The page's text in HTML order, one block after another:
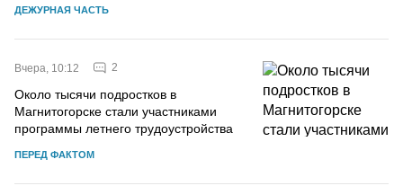
ДЕЖУРНАЯ ЧАСТЬ
Вчера, 10:12 2
Около тысячи подростков в
Магнитогорске стали участниками
программы летнего трудоустройства
ПЕРЕД ФАКТОМ